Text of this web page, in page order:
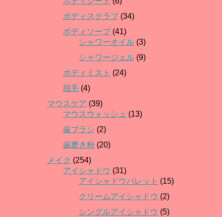
ボディスクラブ (34)
ボディソープ(41)
シャワーオイル (3)
シャワージェル (9)
ボディミスト (24)
脱毛 (4)
マウスケア (39)
マウスウォッシュ (13)
歯ブラシ (2)
歯磨き粉 (20)
メイク (254)
アイシャドウ (31)
アイシャドウパレット (15)
クリームアイシャドウ (2)
シングルアイシャドウ (5)